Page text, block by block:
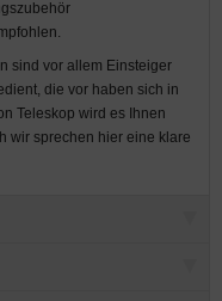
sind vor allem Einsteiger
die vor haben sich in
Teleskop wird es Ihnen
wir sprechen hier eine klare